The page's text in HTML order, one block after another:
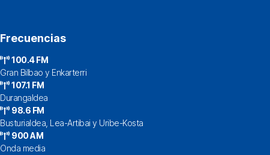
Frecuencias
100.4 FM
Gran Bilbao y Enkarterri
107.1 FM
Durangaldea
98.6 FM
Busturialdea, Lea-Artibai y Uribe-Kosta
900 AM
Onda media